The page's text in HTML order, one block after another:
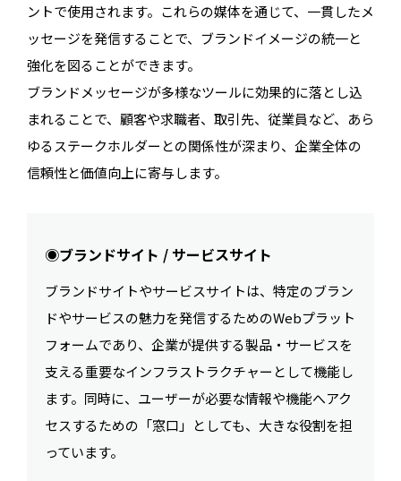
ントで使用されます。これらの媒体を通じて、一貫したメ
ッセージを発信することで、ブランドイメージの統一と
強化を図ることができます。
ブランドメッセージが多様なツールに効果的に落とし込
まれることで、顧客や求職者、取引先、従業員など、あら
ゆるステークホルダーとの関係性が深まり、企業全体の
信頼性と価値向上に寄与します。
◉ブランドサイト / サービスサイト
ブランドサイトやサービスサイトは、特定のブラン
ドやサービスの魅力を発信するためのWebプラット
フォームであり、企業が提供する製品・サービスを
支える重要なインフラストラクチャーとして機能し
ます。同時に、ユーザーが必要な情報や機能へアク
セスするための「窓口」としても、大きな役割を担
っています。